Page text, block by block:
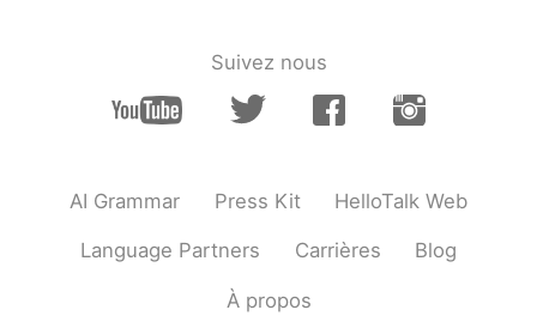
9,私
が英語を勉強したのは去年からで
す。
16,すぐに終わらせ てください。
29,私は10年間に日本にいます。
29,私は10年間日本にいます。
Suivez nous
AI Grammar Press Kit HelloTalk Web
Language Partners Carrières Blog
À propos